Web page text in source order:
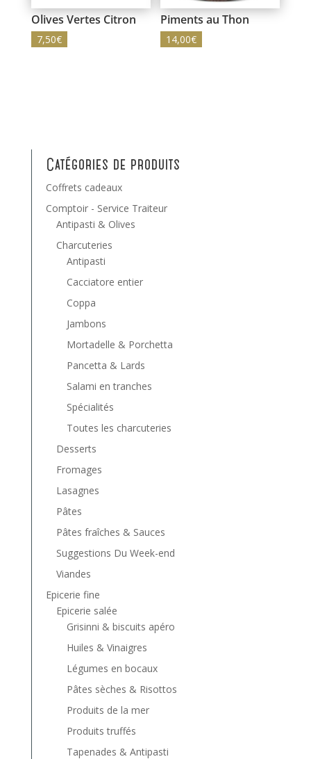
Olives Vertes Citron
7,50€
Piments au Thon
14,00€
Catégories de produits
Coffrets cadeaux
Comptoir - Service Traiteur
Antipasti & Olives
Charcuteries
Antipasti
Cacciatore entier
Coppa
Jambons
Mortadelle & Porchetta
Pancetta & Lards
Salami en tranches
Spécialités
Toutes les charcuteries
Desserts
Fromages
Lasagnes
Pâtes
Pâtes fraîches & Sauces
Suggestions Du Week-end
Viandes
Epicerie fine
Epicerie salée
Grisinni & biscuits apéro
Huiles & Vinaigres
Légumes en bocaux
Pâtes sèches & Risottos
Produits de la mer
Produits truffés
Tapenades & Antipasti